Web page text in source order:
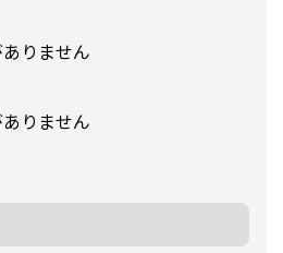
りません
りません